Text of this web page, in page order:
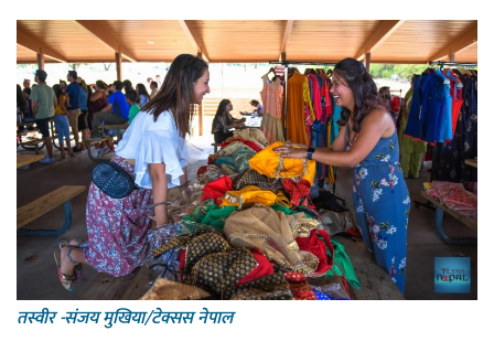
तस्वीर -संजय मुखिया/टेक्सस नेपाल